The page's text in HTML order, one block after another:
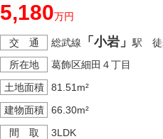
5,180万円
交 通 総武線 「小岩」駅 徒
所在地
葛飾区細田４丁目
土地面積
81.51m²
建物面積
66.30m²
間 取
3LDK
マンション
エリアから探す
路線から探す